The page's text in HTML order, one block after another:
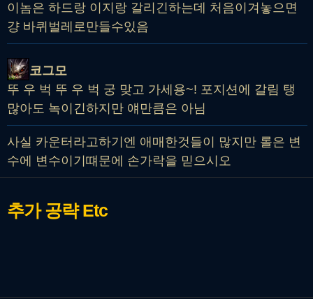
이놈은 하드랑 이지랑 갈리긴하는데 처음이겨놓으면
걍 바퀴벌레로만들수있음
코그모
뚜 우 벅 뚜 우 벅 궁 맞고 가세용~! 포지션에 갈림 탱
많아도 녹이긴하지만 얘만큼은 아님
사실 카운터라고하기엔 애매한것들이 많지만 롤은 변
수에 변수이기떄문에 손가락을 믿으시오
추가 공략Etc